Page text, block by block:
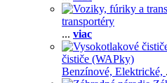
transportéry
... viac
čističe (WAPky)
Benzínové, Elektrické,